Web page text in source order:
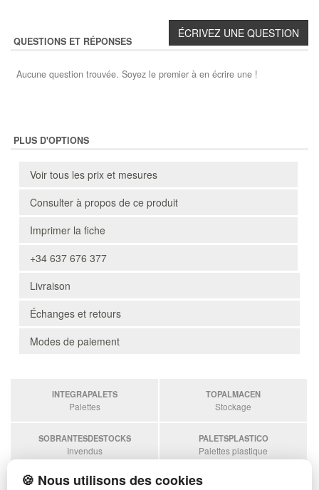
QUESTIONS ET RÉPONSES
Aucune question trouvée. Soyez le premier à en écrire une !
PLUS D'OPTIONS
Voir tous les prix et mesures
Consulter à propos de ce produit
Imprimer la fiche
+34 637 676 377
Livraison
Échanges et retours
Modes de paiement
INTEGRAPALETS
Palettes
TOPALMACEN
Stockage
SOBRANTESDESTOCKS
Invendus
PALETSPLASTICO
Palettes plastique
ESTANTERIASKIT
🍪 Nous utilisons des cookies